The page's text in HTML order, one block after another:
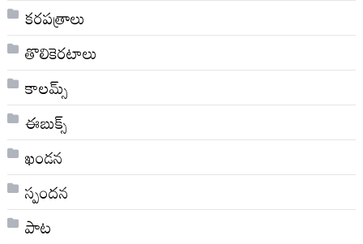
కరపత్రాలు
తొలికెరటాలు
కాలమ్స్
ఈబుక్స్
ఖండన
స్పందన
పాట